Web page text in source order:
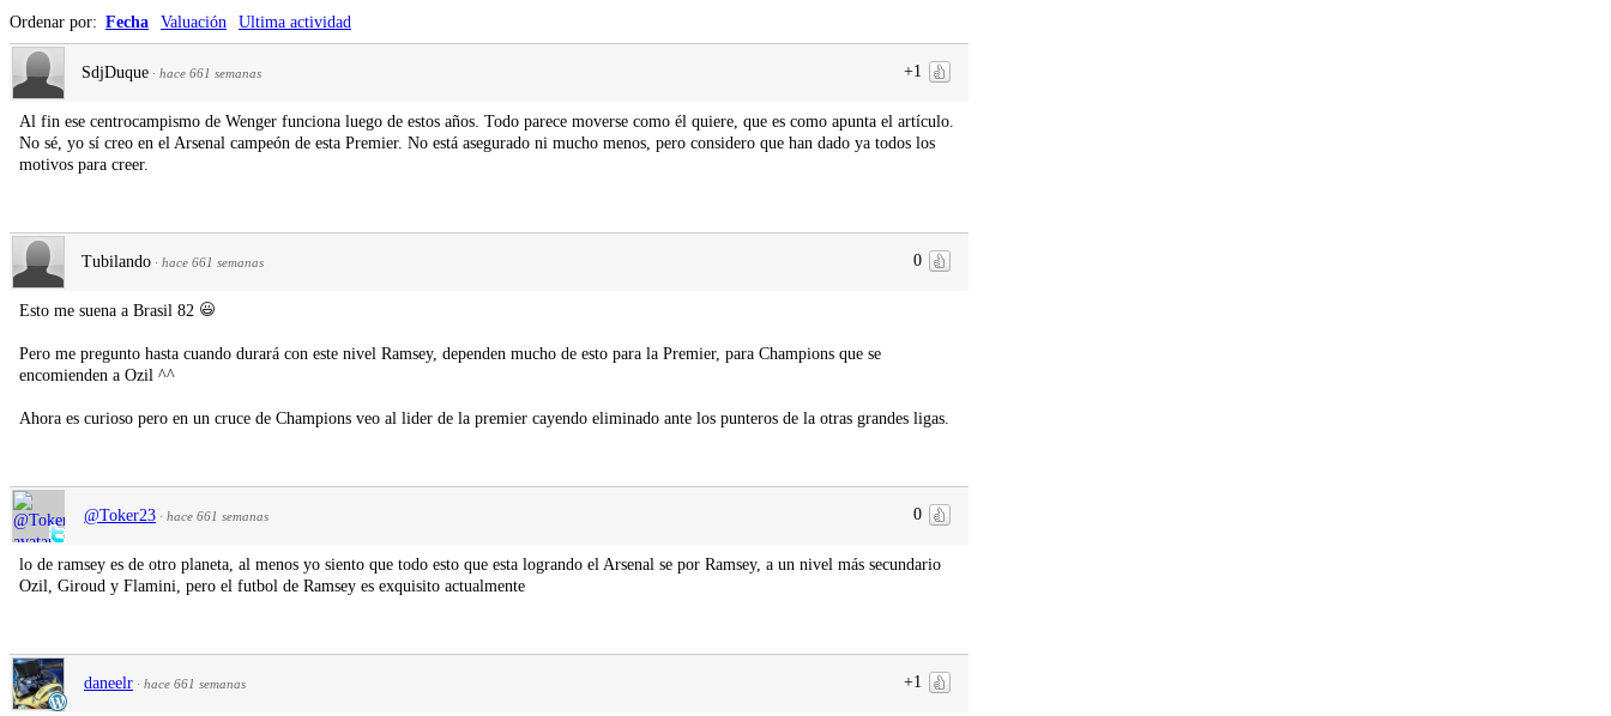
Ordenar por: Fecha Valuación Ultima actividad
+1
SdjDuque · hace 661 semanas
Al fin ese centrocampismo de Wenger funciona luego de estos años. Todo parece moverse como él quiere, que es como apunta el artículo.
No sé, yo sí creo en el Arsenal campeón de esta Premier. No está asegurado ni mucho menos, pero considero que han dado ya todos los
motivos para creer.
0
Tubilando · hace 661 semanas
Esto me suena a Brasil 82
Pero me pregunto hasta cuando durará con este nivel Ramsey, dependen mucho de esto para la Premier, para Champions que se
encomienden a Ozil ^^
Ahora es curioso pero en un cruce de Champions veo al lider de la premier cayendo eliminado ante los punteros de la otras grandes ligas.
0
@Toker23 · hace 661 semanas
lo de ramsey es de otro planeta, al menos yo siento que todo esto que esta logrando el Arsenal se por Ramsey, a un nivel más secundario
Ozil, Giroud y Flamini, pero el futbol de Ramsey es exquisito actualmente
+1
daneelr · hace 661 semanas